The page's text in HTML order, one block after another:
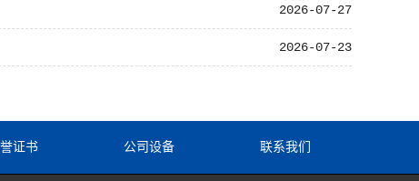
2026-07-27
2026-07-23
证书 公司设备 联系我们